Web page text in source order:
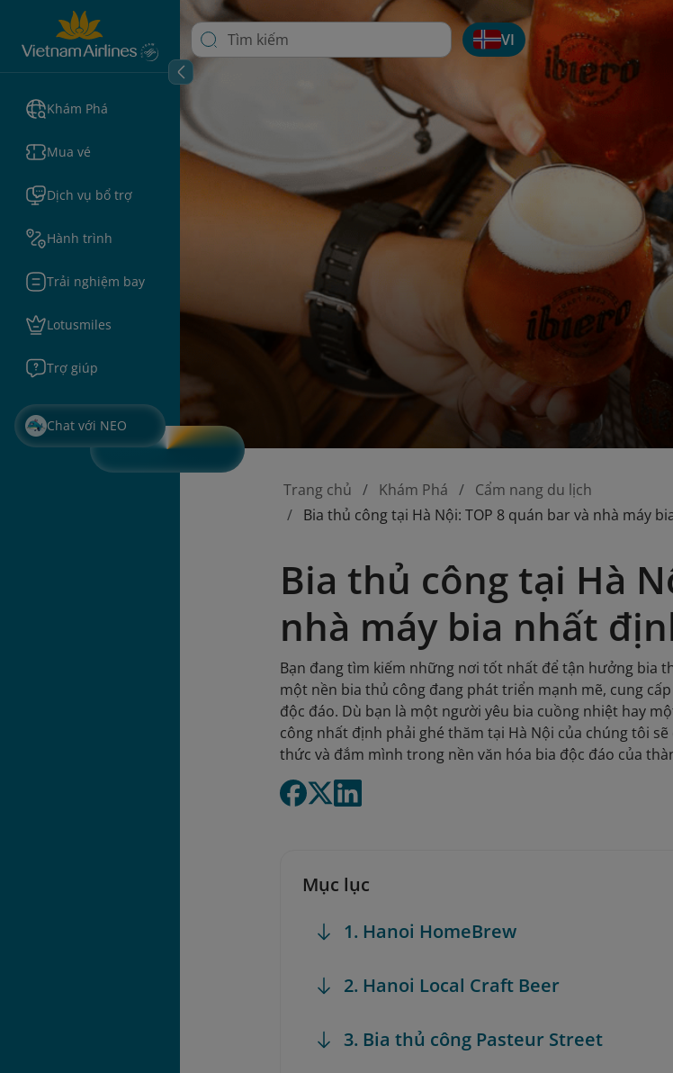
Khám Phá
Mua vé
Dịch vụ bổ trợ
Hành trình
Trải nghiệm bay
Lotusmiles
Trợ giúp
Chat với NEO
VI
Trang chủ Khám Phá
Cẩm nang du lịch
Bia thủ công tại Hà Nội: TOP 8 quán bar và nhà máy
Bia thủ công tại Hà
nhà máy bia nhất
Bạn đang tìm kiếm những nơi tốt nhất để tận hưởng bia
một nền bia thủ công đang phát triển mạnh mẽ, cung
độc đáo. Dù bạn là một người yêu bia cuồng nhiệt hay
công nhất định phải ghé thăm tại Hà Nội của chúng tôi
thức và đắm mình trong nền văn hóa bia độc đáo của
Mục lục
1. Hanoi HomeBrew
2. Hanoi Local Craft Beer
3. Bia thủ công Pasteur Street